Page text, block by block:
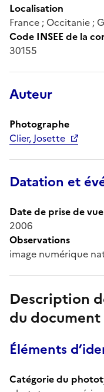
Localisation
France ; Occitanie ;
Code INSEE de la
30155
Auteur
Photographe
Clier, Josette
Datation et
Date de prise de vue
2006
Observations
image numérique
Description
du
Éléments
Catégorie du